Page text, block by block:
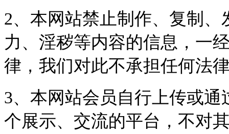
2、本网站禁止制作、复制
力、淫秽等内容的信息，一
律，我们对此不承担任何法
3、本网站会员自行上传或
个展示、交流的平台，不对